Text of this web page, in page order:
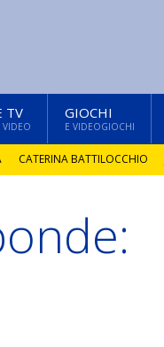
TV
VIDEO
GIOCHI
E VIDEOGIOCHI
CATERINA BATTILOCCHIO